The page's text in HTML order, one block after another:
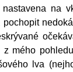
na
z mého
lva